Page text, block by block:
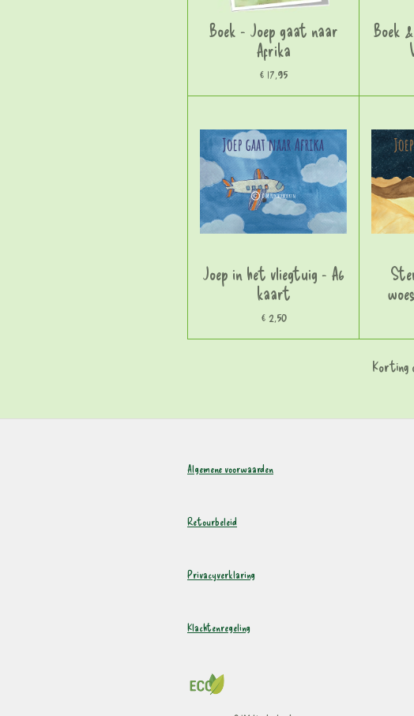
Boek - Joep gaat naar
Afrika
€ 17,95
Boek
Joep in het vliegtuig - A6
kaart
€ 2,50
Korting
Algemene voorwaarden
Retourbeleid
Privacyverklaring
Klachtenregeling